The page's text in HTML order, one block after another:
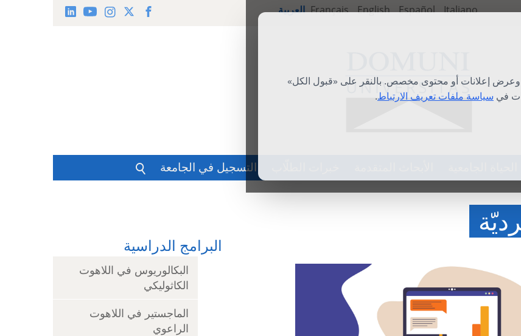
وعرض إعلانات أو محتوى مخصص. بالنقر على «قبول الكل»
في سياسة ملفات تعريف الارتباط.
Français English Español Italiano العربية
التسجيل في الجامعة
البرامج الدراسية
البكالوريوس في اللاهوت
الكاثوليكي
الماجستير في اللاهوت
الراعوي